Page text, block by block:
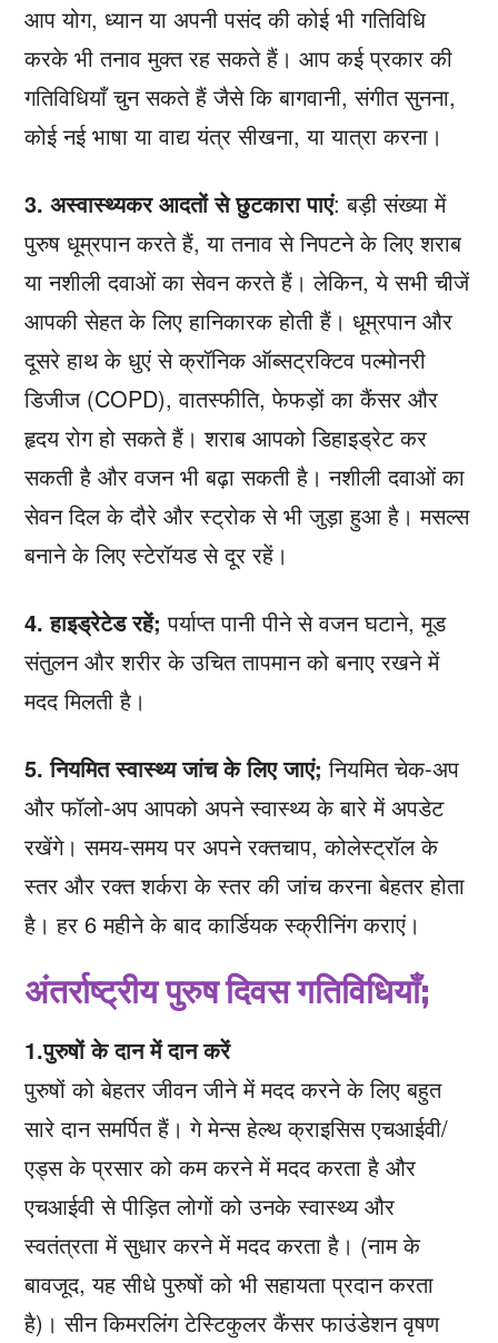
आप योग, ध्यान या अपनी पसंद की कोई भी गतिविधि
करके भी तनाव मुक्त रह सकते हैं। आप कई प्रकार की
गतिविधियाँ चुन सकते हैं जैसे कि बागवानी, संगीत सुनना,
कोई नई भाषा या वाद्य यंत्र सीखना, या यात्रा करना।
3. अस्वास्थ्यकर आदतों से छुटकारा पाएं: बड़ी संख्या में
पुरुष धूम्रपान करते हैं, या तनाव से निपटने के लिए शराब
या नशीली दवाओं का सेवन करते हैं। लेकिन, ये सभी चीजें
आपकी सेहत के लिए हानिकारक होती हैं। धूम्रपान और
दूसरे हाथ के धुएं से क्रॉनिक ऑब्सट्रक्टिव पल्मोनरी
डिजीज (COPD), वातस्फीति, फेफड़ों का कैंसर और
हृदय रोग हो सकते हैं। शराब आपको डिहाइड्रेट कर
सकती है और वजन भी बढ़ा सकती है। नशीली दवाओं का
सेवन दिल के दौरे और स्ट्रोक से भी जुड़ा हुआ है। मसल्स
बनाने के लिए स्टेरॉयड से दूर रहें।
4. हाइड्रेटेड रहें; पर्याप्त पानी पीने से वजन घटाने, मूड
संतुलन और शरीर के उचित तापमान को बनाए रखने में
मदद मिलती है।
5. नियमित स्वास्थ्य जांच के लिए जाएं; नियमित चेक-अप
और फॉलो-अप आपको अपने स्वास्थ्य के बारे में अपडेट
रखेंगे। समय-समय पर अपने रक्तचाप, कोलेस्ट्रॉल के
स्तर और रक्त शर्करा के स्तर की जांच करना बेहतर होता
है। हर 6 महीने के बाद कार्डियक स्क्रीनिंग कराएं।
अंतर्राष्ट्रीय पुरुष दिवस गतिविधियाँ;
1.पुरुषों के दान में दान करें
पुरुषों को बेहतर जीवन जीने में मदद करने के लिए बहुत
सारे दान समर्पित हैं। गे मेन्स हेल्थ क्राइसिस एचआईवी/
एड्स के प्रसार को कम करने में मदद करता है और
एचआईवी से पीड़ित लोगों को उनके स्वास्थ्य और
स्वतंत्रता में सुधार करने में मदद करता है। (नाम के
बावजूद, यह सीधे पुरुषों को भी सहायता प्रदान करता
है)। सीन किमरलिंग टेस्टिकुलर कैंसर फाउंडेशन वृषण